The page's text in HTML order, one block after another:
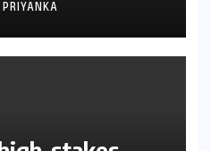
PRIYANKA